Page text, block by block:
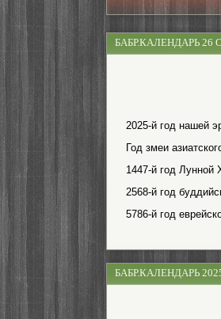
БАБР.КАЛЕНДАРЬ 26
2025-й год нашей
Год змеи
1447-й год Лунной
2568-й год
5786-й год
БАБР.КАЛЕНДАРЬ